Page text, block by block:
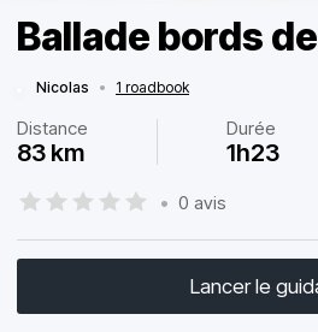
Ballade bords
Nicolas • 1 roadbook
Distance
83 km
Durée
1h23
• 0 avis
Lancer le